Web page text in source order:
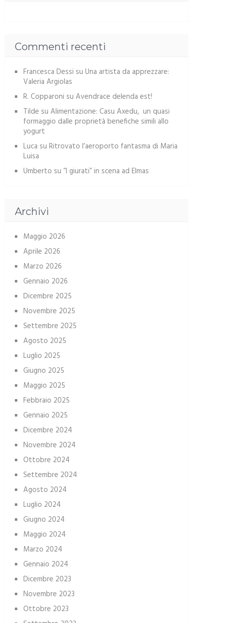
Commenti recenti
Francesca Dessi su Una artista da apprezzare:
Valeria Argiolas
R. Copparoni su Avendrace delenda est!
Tilde su Alimentazione: Casu Axedu, un quasi
formaggio dalle proprietà benefiche simili allo
yogurt
Luca su Ritrovato l’aeroporto fantasma di Maria
Luisa
Umberto su “I giurati” in scena ad Elmas
Archivi
Maggio 2026
Aprile 2026
Marzo 2026
Gennaio 2026
Dicembre 2025
Novembre 2025
Settembre 2025
Agosto 2025
Luglio 2025
Giugno 2025
Maggio 2025
Febbraio 2025
Gennaio 2025
Dicembre 2024
Novembre 2024
Ottobre 2024
Settembre 2024
Agosto 2024
Luglio 2024
Giugno 2024
Maggio 2024
Marzo 2024
Gennaio 2024
Dicembre 2023
Novembre 2023
Ottobre 2023